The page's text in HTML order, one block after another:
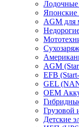
Лодочные
Японские
AGM для
AGM
EFB
GEL
OEM
Грузовой
Детские